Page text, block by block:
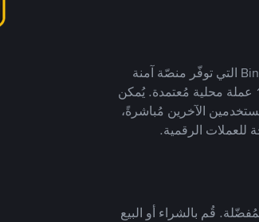
يضع ملايين المُستخدمين حول العالم ثقتهم في منصّة Binance P2P التي توفّر منصّة آمنة
لتداول العملات الرقمية بأكثر من 800 طريقة دفع وأكثر من 100 عملة محلية مُعتمدة. يُمكن
الآخرين مُباشرةً،
الرقمية.
قُم بالشراء أو البيع